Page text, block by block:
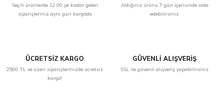
Seçili ürünlerde 12:00 ye kadar gelen
siparişleriniz aynı gün kargoda
Aldığınız ürünü 7 gün içerisinde iade
edebilirsiniz
ÜCRETSİZ KARGO
2500 TL ve üzeri siparişlerinizde ücretsiz
kargo!
GÜVENLİ ALIŞVERİŞ
SSL ile güvenli alışveriş yapabilirsiniz